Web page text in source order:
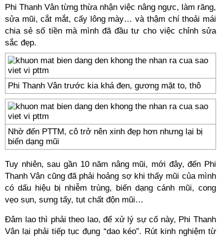
Phi Thanh Vân từng thừa nhận việc nâng ngực, làm răng,
sửa mũi, cắt mắt, cấy lông mày… và thậm chí thoải mái
chia sẻ số tiền mà mình đã đầu tư cho việc chỉnh sửa
sắc đẹp.
Phi Thanh Vân trước kia khá đen, gương mặt to, thô
Nhờ đến PTTM, cô trở nên xinh đẹp hơn nhưng lại bị
biến dạng mũi
Tuy nhiên, sau gần 10 năm nâng mũi, mới đây, đến Phi
Thanh Vân cũng đã phải hoảng sợ khi thấy mũi của mình
có dấu hiệu bị nhiễm trùng, biến dạng cánh mũi, cong
vẹo sụn, sưng tấy, tụt chất độn mũi…
Đâm lao thì phải theo lao, để xử lý sự cố này, Phi Thanh
Vân lại phải tiếp tục đụng “dao kéo”. Rút kinh nghiệm từ